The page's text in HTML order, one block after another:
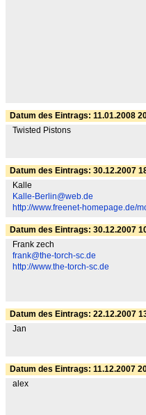
Datum des Eintrags: 11.01.2008
Twisted Pistons
Datum des Eintrags: 30.12.2007
Kalle
Kalle-Berlin@web.de
http://www.freenet-homepage.de/
Datum des Eintrags: 30.12.2007
Frank zech
frank@the-torch-sc.de
http://www.the-torch-sc.de
Datum des Eintrags: 22.12.2007
Jan
Datum des Eintrags: 11.12.2007
alex